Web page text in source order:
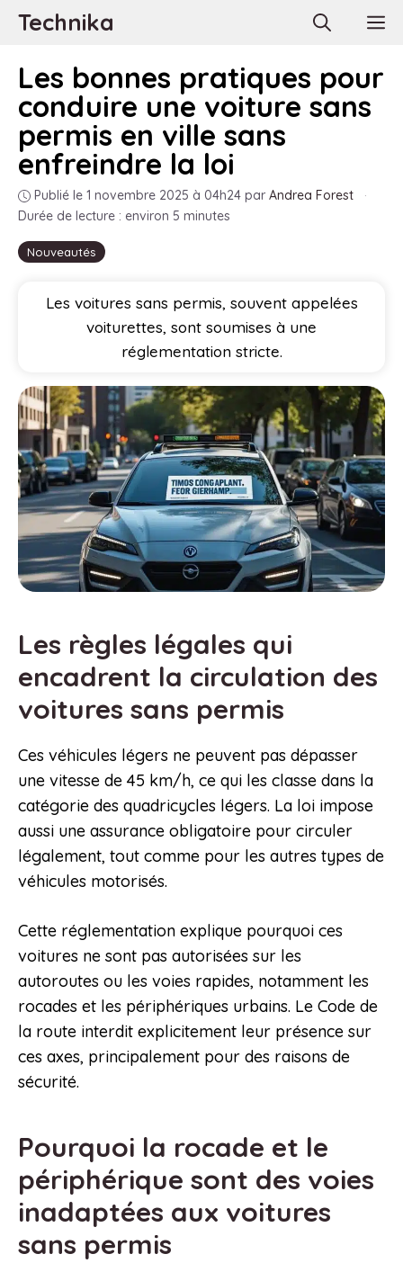
AllerTechnika
Nouveautés
Les bonnes pratiques pour
conduire une voiture sans
permis en ville sans
enfreindre la loi
Publié le 1 novembre 2025 à 04h24 par Andrea Forest
·
Durée de lecture : environ 5 minutes
Les voitures sans permis, souvent appelées
voiturettes, sont soumises à une
réglementation stricte.
Les règles légales qui
encadrent la circulation des
voitures sans permis
Ces véhicules légers ne peuvent pas dépasser
une vitesse de 45 km/h, ce qui les classe dans la
catégorie des quadricycles légers. La loi impose
aussi une assurance obligatoire pour circuler
légalement, tout comme pour les autres types de
véhicules motorisés.
Cette réglementation explique pourquoi ces
voitures ne sont pas autorisées sur les
autoroutes ou les voies rapides, notamment les
rocades et les périphériques urbains. Le Code de
la route interdit explicitement leur présence sur
ces axes, principalement pour des raisons de
sécurité.
Pourquoi la rocade et le
périphérique sont des voies
inadaptées aux voitures
sans permis